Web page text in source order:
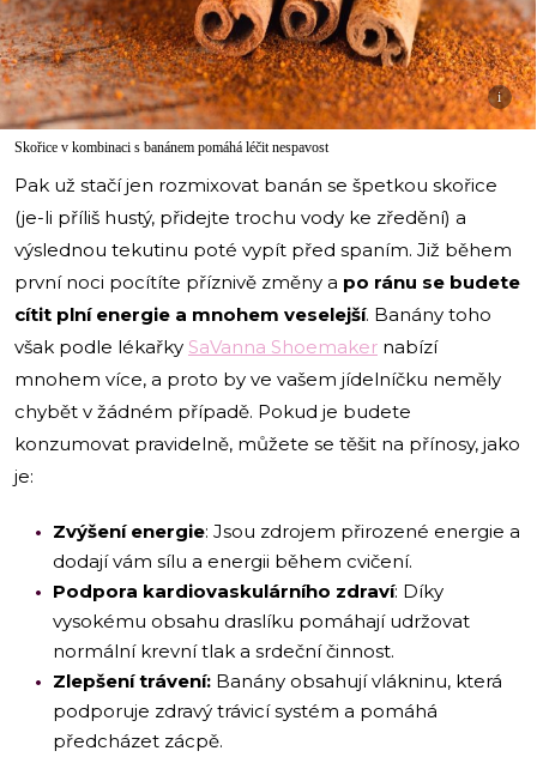
i
Skořice v kombinaci s banánem pomáhá léčit nespavost
Pak už stačí jen rozmixovat banán se špetkou skořice
(je-li příliš hustý, přidejte trochu vody ke zředění) a
výslednou tekutinu poté vypít před spaním. Již během
první noci pocítíte příznivě změny a po ránu se budete
cítit plní energie a mnohem veselejší. Banány toho
však podle lékařky SaVanna Shoemaker nabízí
mnohem více, a proto by ve vašem jídelníčku neměly
chybět v žádném případě. Pokud je budete
konzumovat pravidelně, můžete se těšit na přínosy, jako
je:
Zvýšení energie: Jsou zdrojem přirozené energie a
dodají vám sílu a energii během cvičení.
Podpora kardiovaskulárního zdraví: Díky
vysokému obsahu draslíku pomáhají udržovat
normální krevní tlak a srdeční činnost.
Zlepšení trávení: Banány obsahují vlákninu, která
podporuje zdravý trávicí systém a pomáhá
předcházet zácpě.